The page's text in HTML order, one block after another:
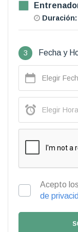
Duración:
3 Fecha y
Acepto los
de